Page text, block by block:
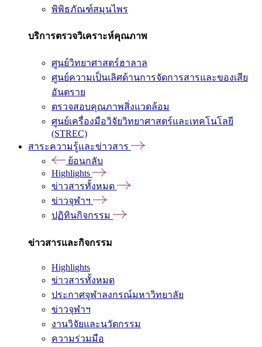
พิพิธภัณฑ์สมุนไพร
บริการตรวจวิเคราะห์คุณภาพ
ศูนย์วิทยาศาสตร์ฮาลาล
ศูนย์ความเป็นเลิศด้านการจัดการสารและของเสีย
อันตราย
ตรวจสอบคุณภาพสิ่งแวดล้อม
ศูนย์เครื่องมือวิจัยวิทยาศาสตร์และเทคโนโลยี
(STREC)
สาระความรู้และข่าวสาร
ย้อนกลับ
Highlights
ข่าวสารทั้งหมด
ข่าวจุฬาฯ
ปฏิทินกิจกรรม
ข่าวสารและกิจกรรม
Highlights
ข่าวสารทั้งหมด
ประกาศจุฬาลงกรณ์มหาวิทยาลัย
ข่าวจุฬาฯ
งานวิจัยและนวัตกรรม
ความร่วมมือ